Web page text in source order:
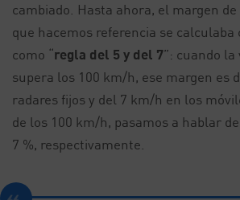
cambiado. Hasta ahora, el margen
que hacemos referencia se calculaba
como “regla del 5 y del 7”: cuando la
supera los 100 km/h, ese margen es
radares fijos y del 7 km/h en los
de los 100 km/h, pasamos a hablar
7 %, respectivamente.